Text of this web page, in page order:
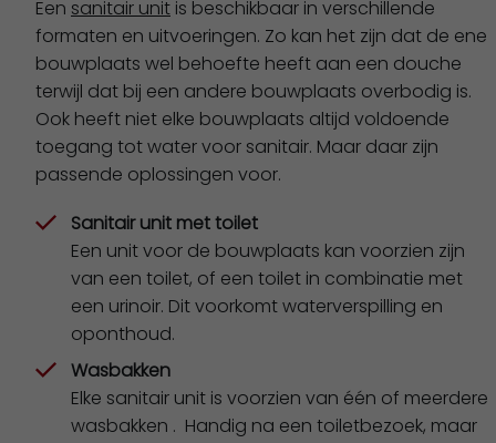
Een sanitair unit is beschikbaar in verschillende
formaten en uitvoeringen. Zo kan het zijn dat de ene
bouwplaats wel behoefte heeft aan een douche
terwijl dat bij een andere bouwplaats overbodig is.
Ook heeft niet elke bouwplaats altijd voldoende
toegang tot water voor sanitair. Maar daar zijn
passende oplossingen voor.
Sanitair unit met toilet
Een unit voor de bouwplaats kan voorzien zijn
van een toilet, of een toilet in combinatie met
een urinoir. Dit voorkomt waterverspilling en
oponthoud.
Wasbakken
Elke sanitair unit is voorzien van één of meerdere
wasbakken . Handig na een toiletbezoek, maar